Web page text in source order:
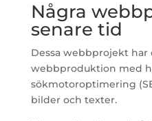
Några
senare tid
Dessa webbprojekt
webbproduktion med
sökmotoroptimering
bilder och texter.